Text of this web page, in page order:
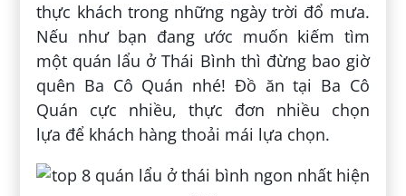
thực khách trong những ngày trời đổ mưa.
Nếu như bạn đang ước muốn kiếm tìm
một quán lẩu ở Thái Bình thì đừng bao giờ
quên Ba Cô Quán nhé! Đồ ăn tại Ba Cô
Quán cực nhiều, thực đơn nhiều chọn
lựa để khách hàng thoải mái lựa chọn.